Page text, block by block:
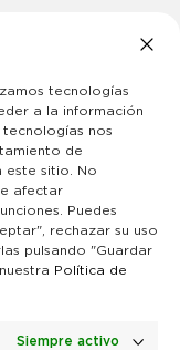
tecnologías
a la información
nos
de
este sitio. No
afectar
Puedes
rechazar su uso
pulsando "Guardar
Política de
Siempre activo
CONTACTO
nosotros
Canal ético